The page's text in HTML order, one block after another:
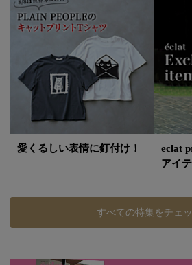
愛くるしい表情に釘付け！
eclat
アイ
すべての特集をチェ